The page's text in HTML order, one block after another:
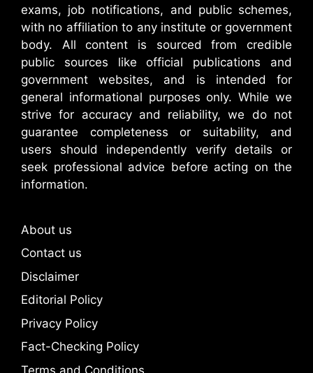
exams, job notifications, and public schemes,
with no affiliation to any institute or government
body. All content is sourced from credible
public sources like official publications and
government websites, and is intended for
general informational purposes only. While we
strive for accuracy and reliability, we do not
guarantee completeness or suitability, and
users should independently verify details or
seek professional advice before acting on the
information.
About us
Contact us
Disclaimer
Editorial Policy
Privacy Policy
Fact-Checking Policy
Terms and Conditions